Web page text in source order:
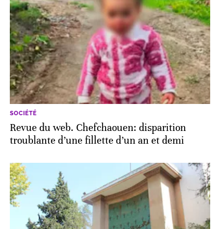
SOCIÉTÉ
Revue du web. Chefchaouen: disparition
troublante d’une fillette d’un an et demi